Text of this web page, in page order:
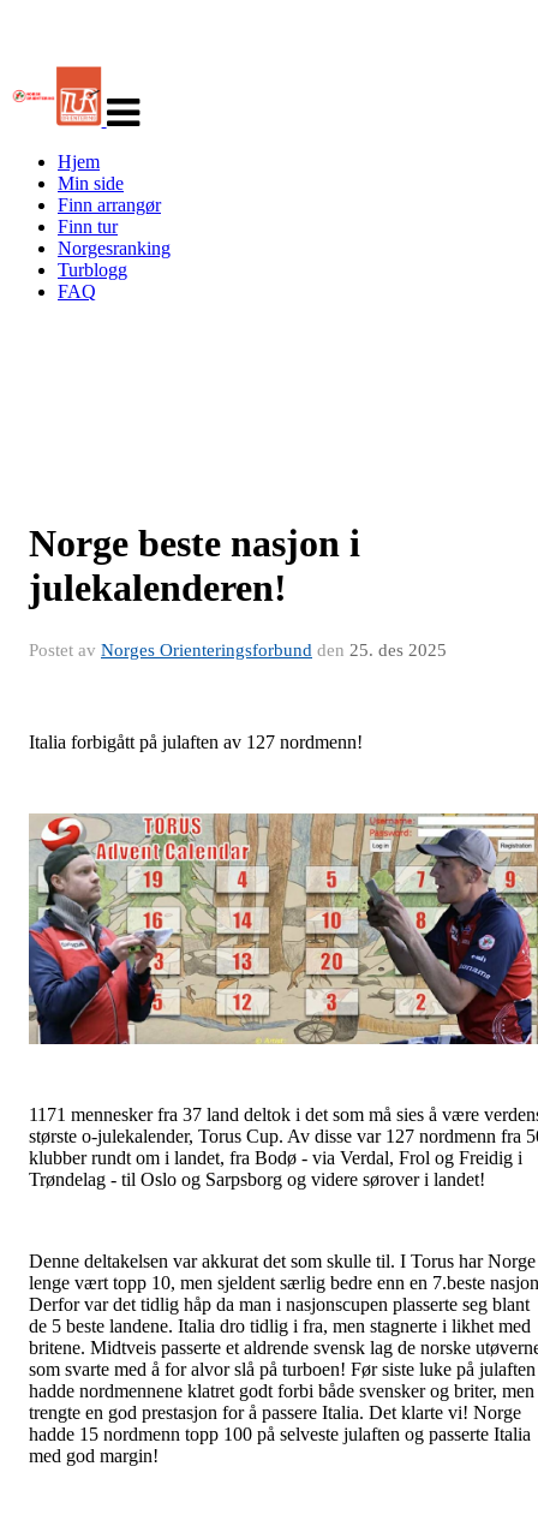
navigasjon
Hjem
Min side
Finn arrangør
Finn tur
Norgesranking
Turblogg
FAQ
Norge beste nasjon i
julekalenderen!
Postet av Norges Orienteringsforbund den 25. des 2025
Italia forbigått på julaften av 127 nordmenn!
1171 mennesker fra 37 land deltok i det som må sies å være
største o-julekalender, Torus Cup. Av disse var 127 nordmenn fra
klubber rundt om i landet, fra Bodø - via Verdal, Frol og Freidig i
Trøndelag - til Oslo og Sarpsborg og videre sørover i landet!
Denne deltakelsen var akkurat det som skulle til. I Torus har Norge
lenge vært topp 10, men sjeldent særlig bedre enn en 7.beste
Derfor var det tidlig håp da man i nasjonscupen plasserte seg blant
de 5 beste landene. Italia dro tidlig i fra, men stagnerte i likhet med
britene. Midtveis passerte et aldrende svensk lag de norske
som svarte med å for alvor slå på turboen! Før siste luke på julaften
hadde nordmennene klatret godt forbi både svensker og briter, men
trengte en god prestasjon for å passere Italia. Det klarte vi! Norge
hadde 15 nordmenn topp 100 på selveste julaften og passerte Italia
med god margin!